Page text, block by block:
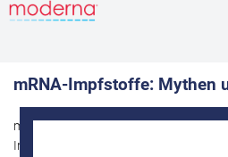
mRNA-Impfstoffe: Mythen
mRNA-Impfstoffe haben sich als
Impfmedizin etabliert. Trotz